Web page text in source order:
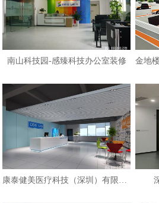
南山科技园-感臻科技办公室装修
康泰健美医疗科技（深圳）有限公司